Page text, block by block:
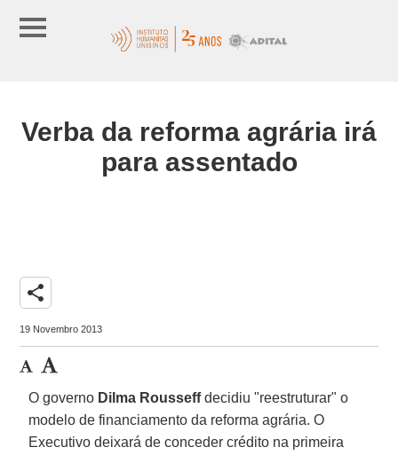
Verba da reforma agrária irá
para assentado
share
19 Novembro 2013
O governo Dilma Rousseffdecidiu "reestruturar" o
modelo de financiamento da reforma agrária. O
Executivo deixará de conceder crédito na primeira